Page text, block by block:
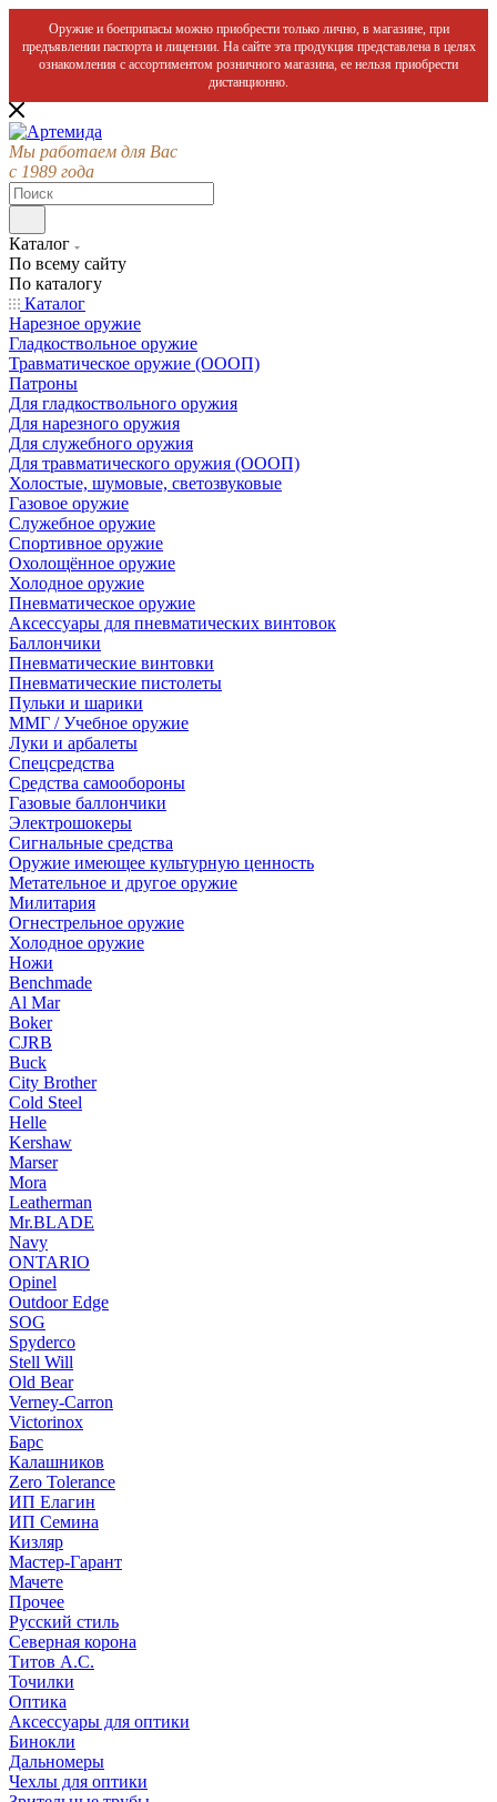
Оружие и боеприпасы можно приобрести только лично, в магазине, при
предъявлении паспорта и лицензии. На сайте эта продукция представлена в целях
ознакомления с ассортиментом розничного магазина, ее нельзя приобрести
дистанционно.
Мы работаем для Вас
с 1989 года
Каталог
По всему сайту
По каталогу
Каталог
Нарезное оружие
Гладкоствольное оружие
Травматическое оружие (ОООП)
Патроны
Для гладкоствольного оружия
Для нарезного оружия
Для служебного оружия
Для травматического оружия (ОООП)
Холостые, шумовые, светозвуковые
Газовое оружие
Служебное оружие
Спортивное оружие
Охолощённое оружие
Холодное оружие
Пневматическое оружие
Аксессуары для пневматических винтовок
Баллончики
Пневматические винтовки
Пневматические пистолеты
Пульки и шарики
ММГ / Учебное оружие
Луки и арбалеты
Спецсредства
Средства самообороны
Газовые баллончики
Электрошокеры
Сигнальные средства
Оружие имеющее культурную ценность
Метательное и другое оружие
Милитария
Огнестрельное оружие
Холодное оружие
Ножи
Benchmade
Al Mar
Boker
CJRB
Buck
City Brother
Cold Steel
Helle
Kershaw
Marser
Mora
Leatherman
Mr.BLADE
Navy
ONTARIO
Opinel
Outdoor Edge
SOG
Spyderco
Stell Will
Old Bear
Verney-Carron
Victorinox
Барс
Калашников
Zero Tolerance
ИП Елагин
ИП Семина
Кизляр
Мастер-Гарант
Мачете
Прочее
Русский стиль
Северная корона
Титов А.С.
Точилки
Оптика
Аксессуары для оптики
Бинокли
Дальномеры
Чехлы для оптики